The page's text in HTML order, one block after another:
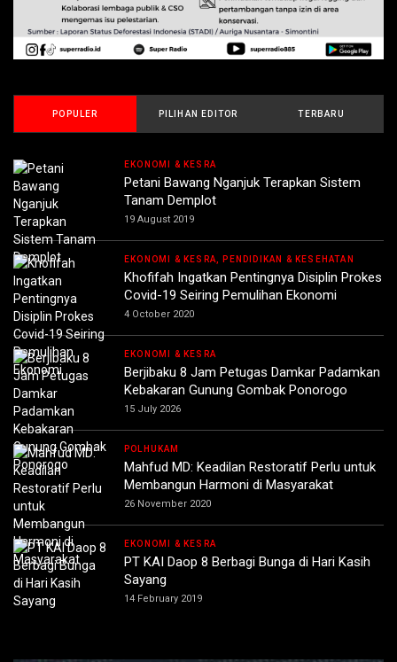
POPULER PILIHAN EDITOR TERBARU
EKONOMI & KESRA
Petani Bawang Nganjuk Terapkan Sistem
Tanam Demplot
19 August 2019
EKONOMI & KESRA, PENDIDIKAN & KESEHATAN
Khofifah Ingatkan Pentingnya Disiplin Prokes
Covid-19 Seiring Pemulihan Ekonomi
4 October 2020
EKONOMI & KESRA
Berjibaku 8 Jam Petugas Damkar Padamkan
Kebakaran Gunung Gombak Ponorogo
15 July 2026
POLHUKAM
Mahfud MD: Keadilan Restoratif Perlu untuk
Membangun Harmoni di Masyarakat
26 November 2020
EKONOMI & KESRA
PT KAI Daop 8 Berbagi Bunga di Hari Kasih
Sayang
14 February 2019